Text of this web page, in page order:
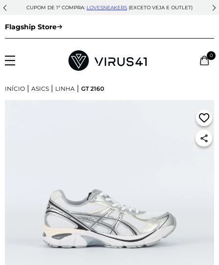
CUPOM DE 1ª COMPRA: LOVESNEAKERS (EXCETO VEJA E OUTLET)
Flagship Store
0
INÍCIO | ASICS | LINHA | GT 2160